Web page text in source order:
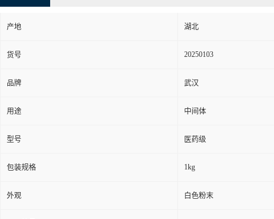
产地 湖北
货号 20250103
品牌 武汉
用途 中间体
型号 医药级
包装规格 1kg
外观 白色粉末